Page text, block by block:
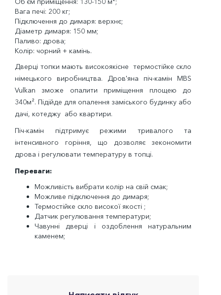
Вага печі: 200 кг;
Підключення до димаря: верхнє;
Діаметр димаря: 150 мм;
Паливо: дрова;
Колір: чорний + камінь.
Дверці топки мають високоякісне термостійке скло
німецького виробництва. Дров'яна піч-камін MBS
Vulkan зможе опалити приміщення площею до
340м². Підійде для опалення заміського будинку або
дачі, котеджу або квартири.
Піч-камін підтримує режими тривалого та
інтенсивного горіння, що дозволяє зекономити
дрова і регулювати температуру в топці.
Переваги:
Можливість вибрати колір на свій смак;
Можливе підключення до димаря;
Термостійке скло високої якості ;
Датчик регулювання температури;
Чавунні дверці і оздоблення натуральним
каменем;